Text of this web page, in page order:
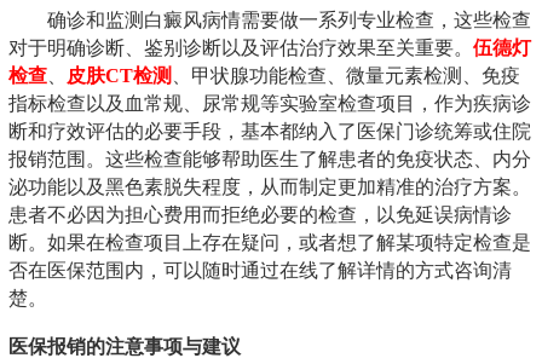
确诊和监测白癜风病情需要做一系列专业检查，这些检查
对于明确诊断、鉴别诊断以及评估治疗效果至关重要。 伍德灯
检查
皮肤CT检测
、甲状腺功能检查、微量元素检测、免疫
指标检查以及血常规、尿常规等实验室检查项目，作为疾病诊
断和疗效评估的必要手段，基本都纳入了医保门诊统筹或住院
报销范围。这些检查能够帮助医生了解患者的免疫状态、内分
泌功能以及黑色素脱失程度，从而制定更加精准的治疗方案。
患者不必因为担心费用而拒绝必要的检查，以免延误病情诊
断。如果在检查项目上存在疑问，或者想了解某项特定检查是
否在医保范围内，可以随时通过在线了解详情的方式咨询清
楚。
医保报销的注意事项与建议